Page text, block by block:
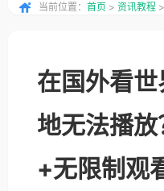
当前位置： 首页 > 资讯教程
在国外看
地无法播
+无限制观